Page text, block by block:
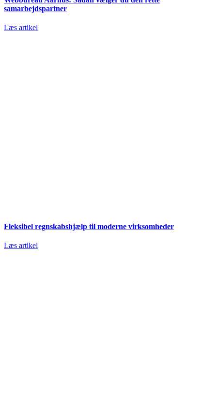
samarbejdspartner
Læs artikel
Fleksibel regnskabshjælp til moderne virksomheder
Læs artikel